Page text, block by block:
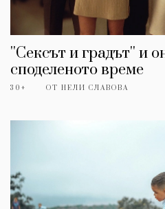
''Сексът и градът'' и
споделеното време
30+ ОТ НЕЛИ СЛАВОВА
Dialogue
Изкуство